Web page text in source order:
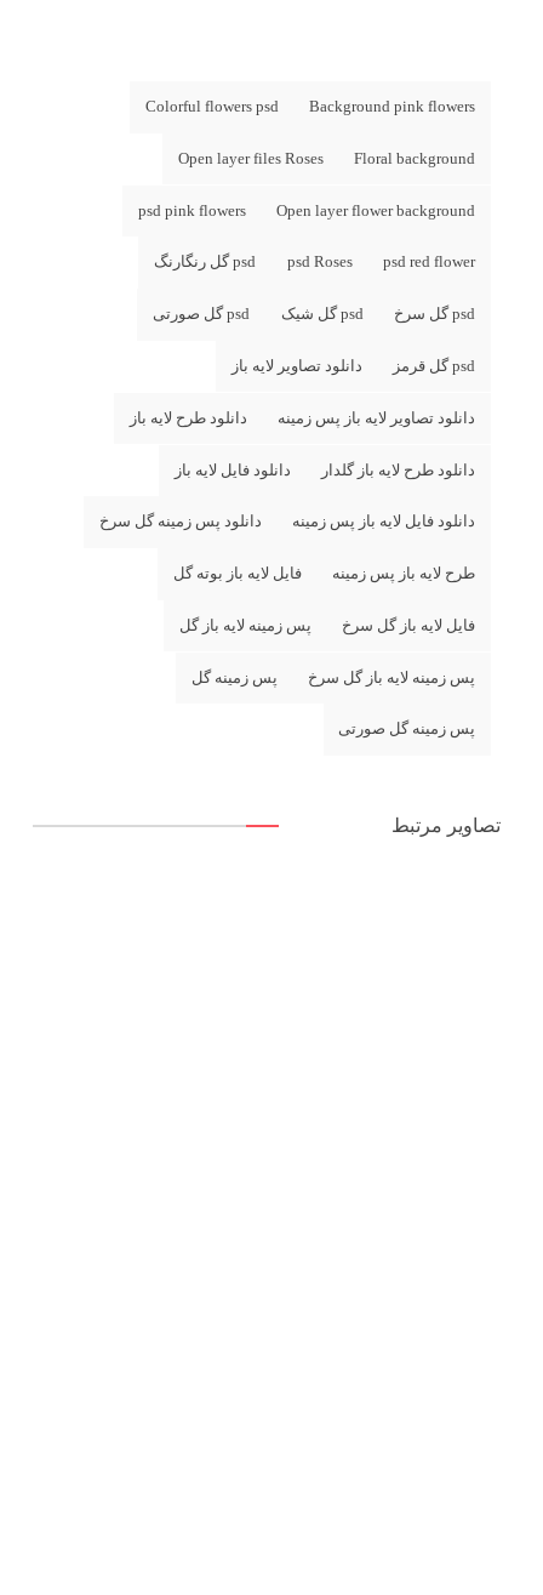
Background pink flowers
Colorful flowers psd
Floral background
Open layer files Roses
Open layer flower background
psd pink flowers
psd red flower
psd Roses psd گل رنگارنگ
psd گل سرخ psd گل شیک psd گل صورتی
psd گل قرمز دانلود تصاویر لایه باز
دانلود تصاویر لایه باز پس زمینه دانلود طرح لایه باز
دانلود طرح لایه باز گلدار دانلود فایل لایه باز
دانلود فایل لایه باز پس زمینه دانلود پس زمینه گل سرخ
طرح لایه باز پس زمینه فایل لایه باز بوته گل
فایل لایه باز گل سرخ پس زمینه لایه باز گل
پس زمینه لایه باز گل سرخ پس زمینه گل
پس زمینه گل صورتی
تصاویر مرتبط